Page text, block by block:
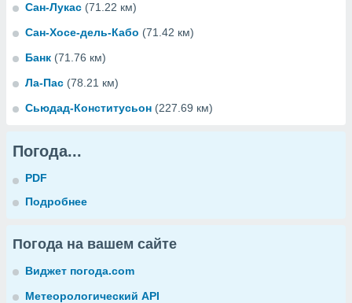
Сан-Лукас (71.22 км)
Сан-Хосе-дель-Кабо (71.42 км)
Банк (71.76 км)
Ла-Пас (78.21 км)
Сьюдад-Конститусьон (227.69 км)
Погода...
PDF
Подробнее
Погода на вашем сайте
Виджет погода.com
Метеорологический API